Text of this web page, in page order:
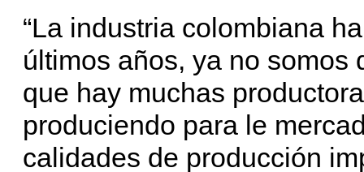
“La industria colombiana
últimos años, ya no somos
que hay muchas
produciendo para le
calidades de producción